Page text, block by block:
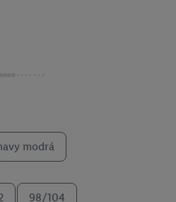
modrá
98/104